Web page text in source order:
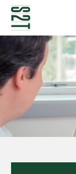
NEWSLETTERS
CONTACT